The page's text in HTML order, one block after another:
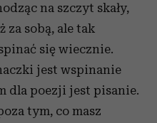
na szczyt skały,
za sobą, ale tak
się wiecznie.
jest wspinanie
dla poezji jest pisanie.
tym, co masz